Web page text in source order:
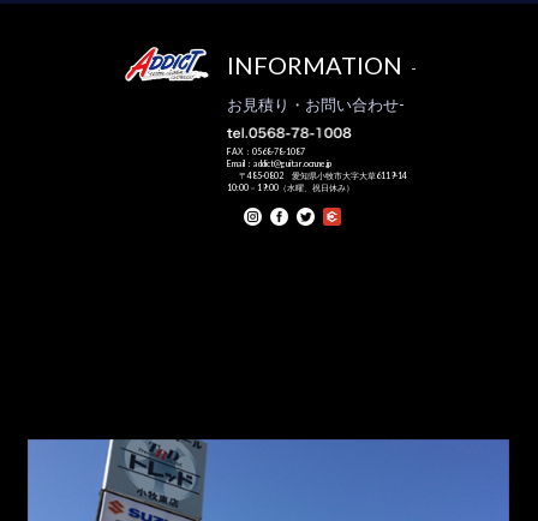
INFORMATION
-
お見積り・お問い合わせ-
FAX：0568-78-1087
Email：addict@guitar.ocn.ne.jp
〒485-0802 愛知県小牧市大字大草6119-14
10:00－19:00（水曜、祝日休み）